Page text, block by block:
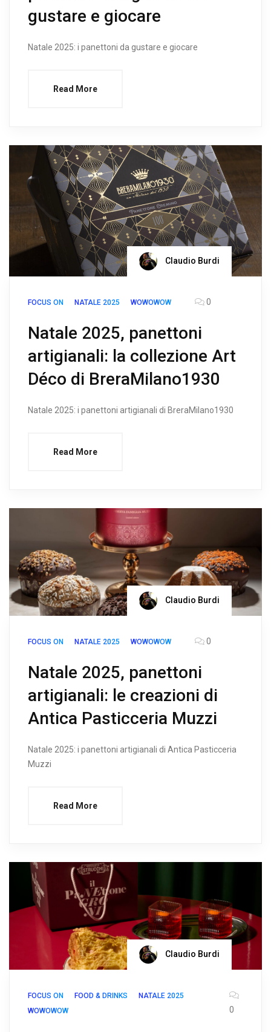
gustare e giocare
Natale 2025: i panettoni da gustare e giocare
Read More
Claudio Burdi
FOCUS ON NATALE 2025 WOWOWOW 0
Natale 2025, panettoni
artigianali: la collezione Art
Déco di BreraMilano1930
Natale 2025: i panettoni artigianali di BreraMilano1930
Read More
Claudio Burdi
FOCUS ON NATALE 2025 WOWOWOW 0
Natale 2025, panettoni
artigianali: le creazioni di
Antica Pasticceria Muzzi
Natale 2025: i panettoni artigianali di Antica Pasticceria
Muzzi
Read More
Claudio Burdi
FOCUS ON FOOD & DRINKS
NATALE 2025
WOWOWOW
0